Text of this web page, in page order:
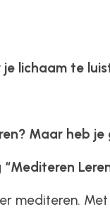
lichaam te
Maar heb
mediteren.